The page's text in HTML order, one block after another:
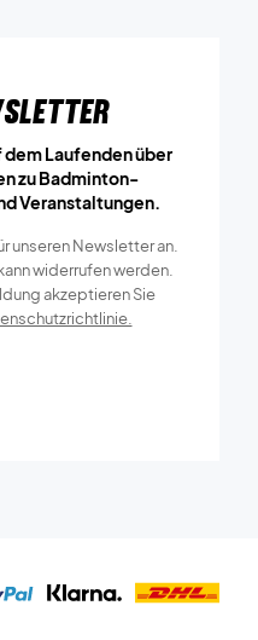
dem Laufenden über
zu Badminton-
Veranstaltungen.
unseren Newsletter an.
widerrufen werden.
akzeptieren Sie